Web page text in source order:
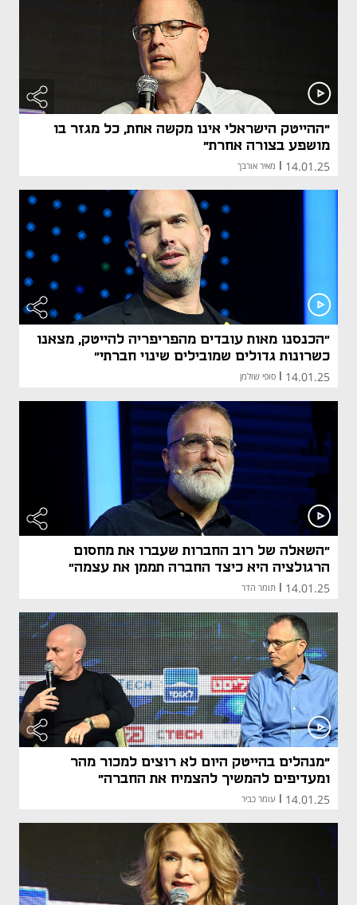
"ההייטק הישראלי אינו מקשה אחת, כל מגזר בו
מושפע בצורה אחרת"
14.01.25
| מאיר אורבך
״הכנסנו מאות עובדים מהפריפריה להייטק, מצאנו
כשרונות גדולים שמובילים שינוי חברתי״
14.01.25 סופי שולמן
״השאלה של רוב החברות שעברו את מחסום
הרגולציה היא כיצד החברה תממן את עצמה״
14.01.25 תומר הדר
"מנהלים בהייטק היום לא רוצים למכור מהר
ומעדיפים להמשיך להצמיח את החברה"
14.01.25 עומר כביר